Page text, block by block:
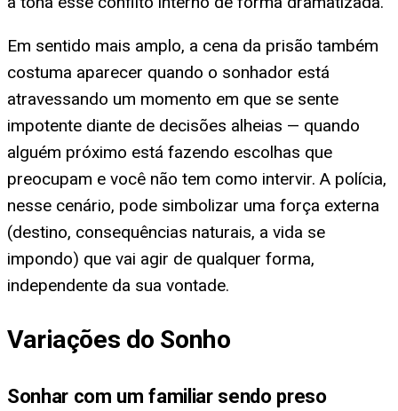
Em sentido mais amplo, a cena da prisão também
costuma aparecer quando o sonhador está
atravessando um momento em que se sente
impotente diante de decisões alheias — quando
alguém próximo está fazendo escolhas que
preocupam e você não tem como intervir. A polícia,
nesse cenário, pode simbolizar uma força externa
(destino, consequências naturais, a vida se
impondo) que vai agir de qualquer forma,
independente da sua vontade.
Variações do Sonho
Sonhar com um familiar sendo preso